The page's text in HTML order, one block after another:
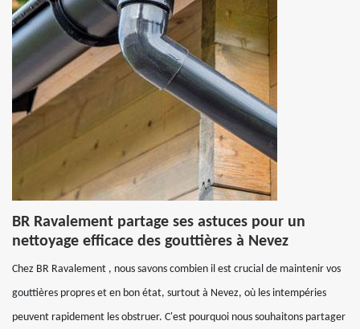
BR Ravalement partage ses astuces pour un
nettoyage efficace des gouttières à Nevez
Chez BR Ravalement , nous savons combien il est crucial de maintenir vos
gouttières propres et en bon état, surtout à Nevez, où les intempéries
peuvent rapidement les obstruer. C'est pourquoi nous souhaitons partager